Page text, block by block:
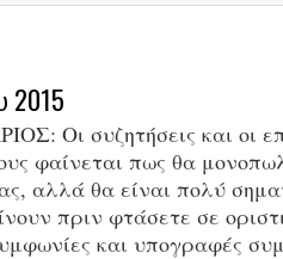
2015
Οι συζητήσεις και οι
φαίνεται πως θα
αλλά θα είναι πολύ
πριν φτάσετε σε
και υπογραφές